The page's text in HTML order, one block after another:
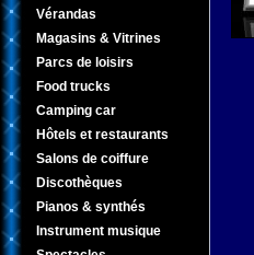
Vérandas
Magasins & Vitrines
Parcs de loisirs
Food trucks
Camping car
Hôtels et restaurants
Salons de coiffure
Discothèques
Pianos & synthés
Instrument musique